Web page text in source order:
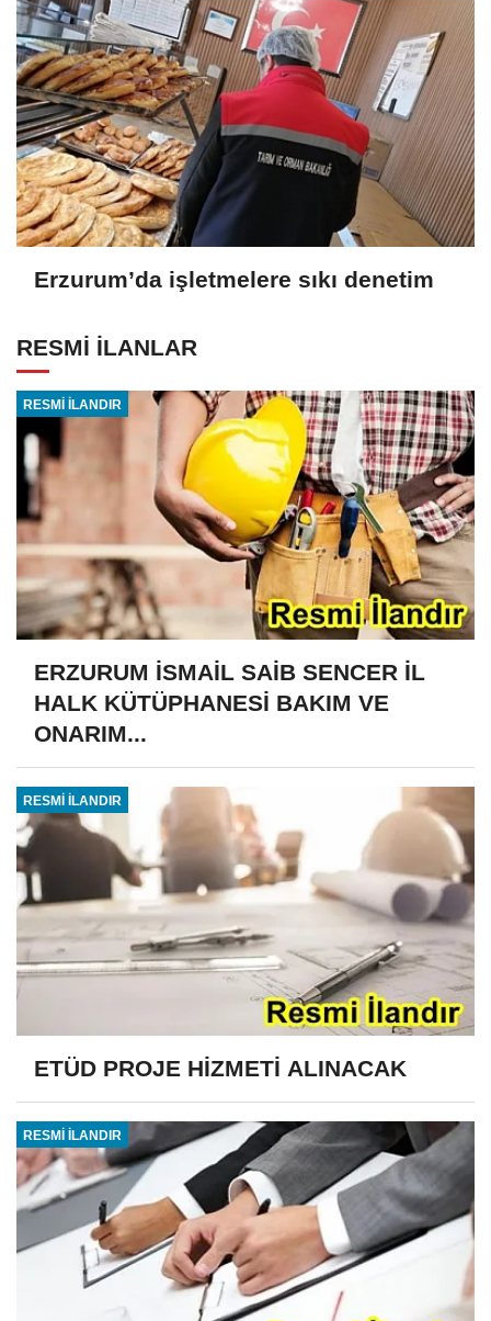
Erzurum’da işletmelere sıkı denetim
RESMİ İLANLAR
RESMİ İLANDIR
ERZURUM İSMAİL SAİB SENCER İL
HALK KÜTÜPHANESİ BAKIM VE
ONARIM...
RESMİ İLANDIR
ETÜD PROJE HİZMETİ ALINACAK
RESMİ İLANDIR